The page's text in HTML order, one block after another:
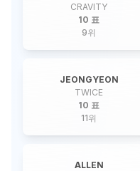
CRAVITY
10 표
9위
JEONGYEON
TWICE
10 표
11위
ALLEN